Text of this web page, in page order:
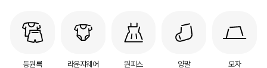
등원룩
라운지웨어
원피스
양말 모자